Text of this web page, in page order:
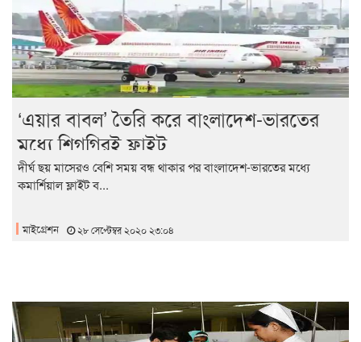
‘এয়ার বাবল’ তৈরি করে বাংলাদেশ-ভারতের
মধ্যে শিগগিরই ফ্লাইট
দীর্ঘ ছয় মাসেরও বেশি সময় বন্ধ থাকার পর বাংলাদেশ-ভারতের মধ্যে
কমার্শিয়াল ফ্লাইট ব...
মাইগ্রেশন ২৮ সেপ্টেম্বর ২০২০ ২৩:০৪